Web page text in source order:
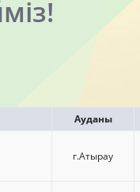
Ауданы
г.Атырау